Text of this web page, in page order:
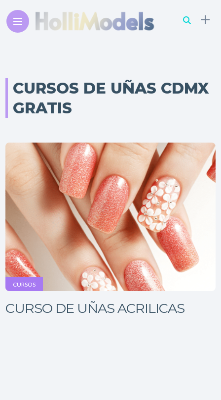
CURSOS DE UÑAS CDMX
GRATIS
CURSOS
CURSO DE UÑAS ACRILICAS